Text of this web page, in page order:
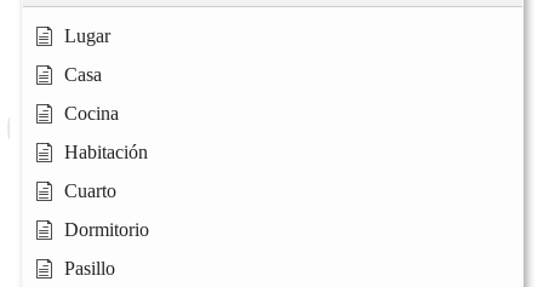
Lugar
Casa
Cocina
Habitación
Cuarto
Dormitorio
Pasillo